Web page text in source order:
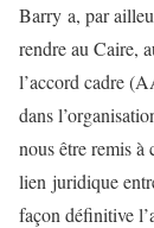
Barry a, par
rendre au Caire,
l’accord cadre
dans
nous être remis
lien juridique
façon définitive